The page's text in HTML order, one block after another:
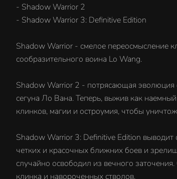
- Shadow Warrior 2
- Shadow Warrior 3: Definitive Edition
Shadow Warrior - смелое переосмысление
сообразительного воина Lo Wang.
Shadow Warrior 2 - потрясающая
сегуна Ло Вана. Теперь, выжив как
клинков, магии и остроумия, чтобы
Shadow Warrior 3: Definitive Edition
четких и красочных ближних боев и
случайно освободил из вечного
клинка и навороченных стволов.